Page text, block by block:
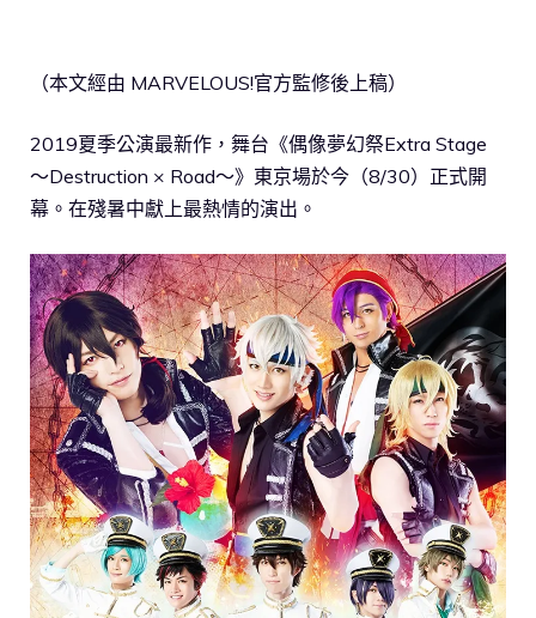
（本文經由 MARVELOUS!官方監修後上稿）
2019夏季公演最新作，舞台《偶像夢幻祭Extra Stage
～Destruction × Road～》東京場於今（8/30）正式開
幕。在殘暑中獻上最熱情的演出。